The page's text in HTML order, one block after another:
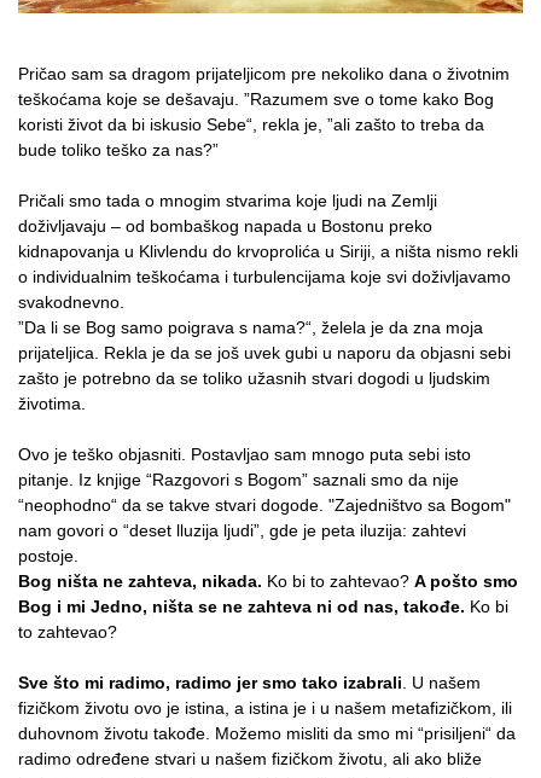
Pričao sam sa dragom prijateljicom pre nekoliko dana o životnim
teškoćama koje se dešavaju. ”Razumem sve o tome kako Bog
koristi život da bi iskusio Sebe“, rekla je, ”ali zašto to treba da
bude toliko teško za nas?”
Pričali smo tada o mnogim stvarima koje ljudi na Zemlji
doživljavaju – od bombaškog napada u Bostonu preko
kidnapovanja u Klivlendu do krvoprolića u Siriji, a ništa nismo rekli
o individualnim teškoćama i turbulencijama koje svi doživljavamo
svakodnevno.
”Da li se Bog samo poigrava s nama?“, želela je da zna moja
prijateljica. Rekla je da se još uvek gubi u naporu da objasni sebi
zašto je potrebno da se toliko užasnih stvari dogodi u ljudskim
životima.
Ovo je teško objasniti. Postavljao sam mnogo puta sebi isto
pitanje. Iz knjige “Razgovori s Bogom” saznali smo da nije
“neophodno“ da se takve stvari dogode. "Zajedništvo sa Bogom"
nam govori o “deset lluzija ljudi”, gde je peta iluzija: zahtevi
postoje.
Bog ništa ne zahteva, nikada. Ko bi to zahtevao? A pošto smo
Bog i mi Jedno, ništa se ne zahteva ni od nas, takođe. Ko bi
to zahtevao?
Sve što mi radimo, radimo jer smo tako izabrali . U našem
fizičkom životu ovo je istina, a istina je i u našem metafizičkom, ili
duhovnom životu takođe. Možemo misliti da smo mi “prisiljeni“ da
radimo određene stvari u našem fizičkom životu, ali ako bliže